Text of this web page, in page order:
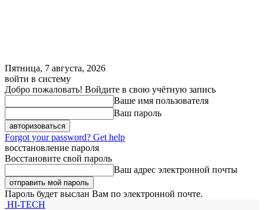
Пятница, 7 августа, 2026
войти в систему
Добро пожаловать! Войдите в свою учётную запись
Ваше имя пользователя
Ваш пароль
Forgot your password? Get help
восстановление пароля
Восстановите свой пароль
Ваш адрес электронной почты
Пароль будет выслан Вам по электронной почте.
HI-TECH